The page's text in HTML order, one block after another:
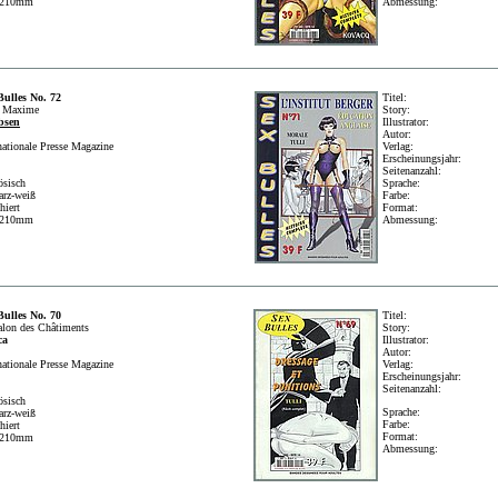
No. 72
Maxime
Presse Magazine
weiß
Titel:
Story:
Illustrator:
Autor:
Verlag:
Erscheinungsjahr:
Seitenanzahl:
Sprache:
Farbe:
Format:
Abmessung:
No. 70
des Châtiments
Presse Magazine
weiß
Titel:
Story:
Illustrator:
Autor:
Verlag:
Erscheinungsjahr:
Seitenanzahl:
Sprache:
Farbe:
Format:
Abmessung: